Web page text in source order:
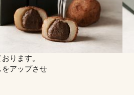
ります。
アップさせ